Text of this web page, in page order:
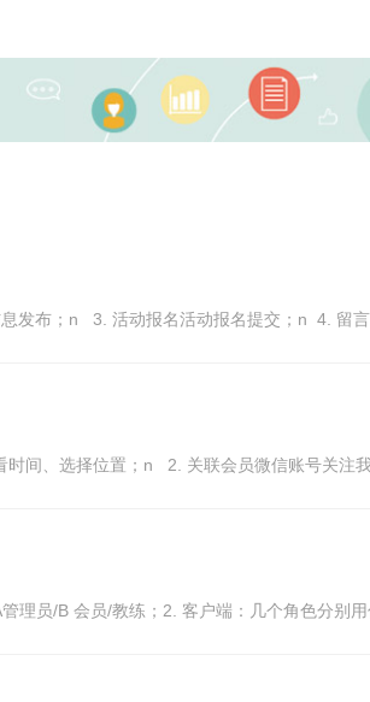
布；n 3. 活动报名活动报名提交；n 4. 留言
间、选择位置；n 2. 关联会员微信账号关注
理员/B 会员/教练；2. 客户端：几个角色分别